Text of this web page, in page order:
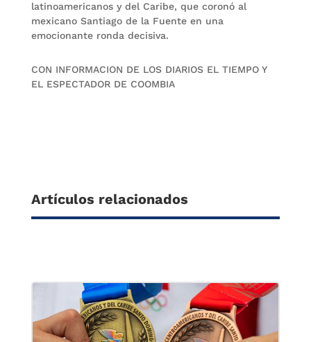
latinoamericanos y del Caribe, que coronó al
mexicano Santiago de la Fuente en una
emocionante ronda decisiva.
CON INFORMACION DE LOS DIARIOS EL TIEMPO Y
EL ESPECTADOR DE COOMBIA
Artículos relacionados